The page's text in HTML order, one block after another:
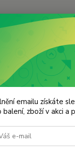
Cibule
emailu získáte
balení, zboží v akci a